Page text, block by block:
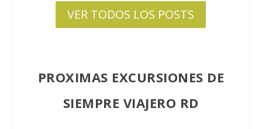
VER TODOS LOS POSTS
PROXIMAS EXCURSIONES DE
SIEMPRE VIAJERO RD